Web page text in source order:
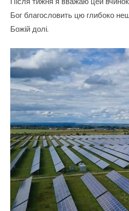
Бог благословить цю глибоко
Божій долі.